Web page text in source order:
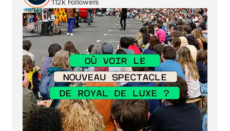
112k Followers